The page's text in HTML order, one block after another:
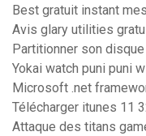
Best gratuit instant
Avis glary utilities
Partitionner son
Yokai watch puni puni
Microsoft .net
Télécharger itunes 11
Attaque des titans